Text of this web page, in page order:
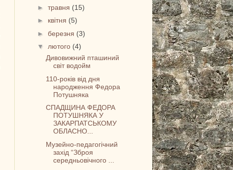
►травня (15)
► квітня (5)
►березня (3)
▼лютого (4)
Дивовижний пташиний
світ водойм
110-років від дня
народження Федора
Потушняка
СПАДЩИНА ФЕДОРА
ПОТУШНЯКА У
ЗАКАРПАТСЬКОМУ
ОБЛАСНО...
Музейно-педагогічний
захід “Зброя
середньовічного ...